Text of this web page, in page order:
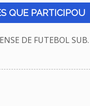
QUE PARTICIPOU
DE FUTEBOL SUB.